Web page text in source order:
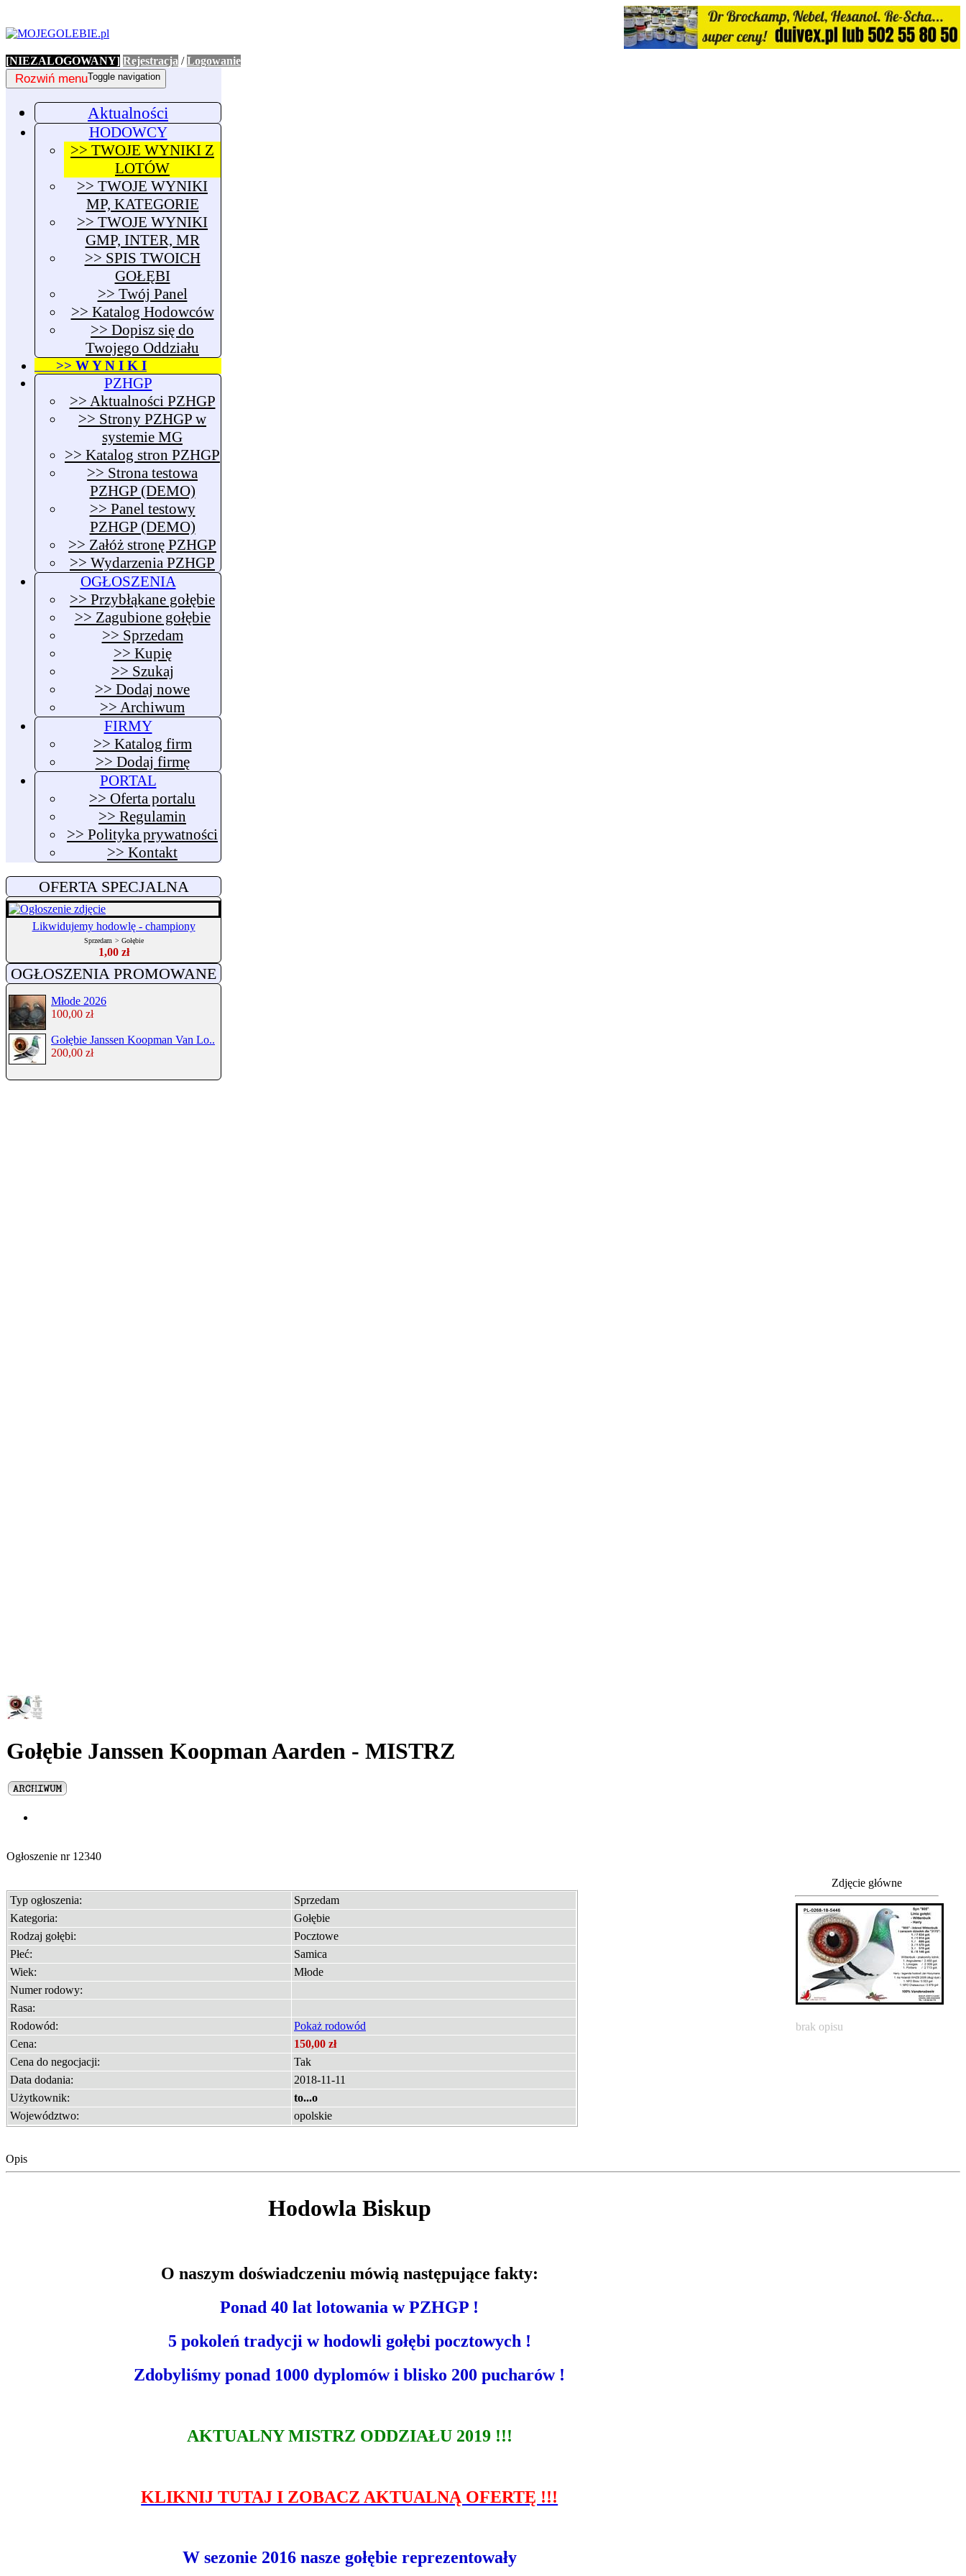
[NIEZALOGOWANY] Rejestracja /Logowanie
Toggle navigation
Rozwiń menu
Aktualności
HODOWCY
>> TWOJE WYNIKI Z
LOTÓW
>> TWOJE WYNIKI
MP, KATEGORIE
>> TWOJE WYNIKI
GMP, INTER, MR
>> SPIS TWOICH
GOŁĘBI
>> Twój Panel
>> Katalog Hodowców
>> Dopisz się do
Twojego Oddziału
>> W Y N I K I
PZHGP
>> Aktualności PZHGP
>> Strony PZHGP w
systemie MG
>> Katalog stron PZHGP
>> Strona testowa
PZHGP (DEMO)
>> Panel testowy
PZHGP (DEMO)
>> Załóż stronę PZHGP
>> Wydarzenia PZHGP
OGŁOSZENIA
>> Przybłąkane gołębie
>> Zagubione gołębie
>> Sprzedam
>> Kupię
>> Szukaj
>> Dodaj nowe
>> Archiwum
FIRMY
>> Katalog firm
>> Dodaj firmę
PORTAL
>> Oferta portalu
>> Regulamin
>> Polityka prywatności
>> Kontakt
OFERTA SPECJALNA
Likwidujemy hodowlę - championy
Sprzedam > Gołębie
1,00 zł
OGŁOSZENIA PROMOWANE
Młode 2026
100,00 zł
Gołębie Janssen Koopman Van Lo..
200,00 zł
Gołębie Janssen Koopman Aarden - MISTRZ
Ogłoszenie nr 12340
Typ ogłoszenia:
Sprzedam
Kategoria:
Gołębie
Rodzaj gołębi:
Pocztowe
Płeć:
Samica
Wiek:
Młode
Numer rodowy:
Rasa:
Rodowód:
Pokaż rodowód
Cena:
150,00 zł
Cena do negocjacji:
Tak
Data dodania:
2018-11-11
Użytkownik:
to...o
Województwo:
opolskie
Zdjęcie główne
brak opisu
Opis
Hodowla Biskup
O naszym doświadczeniu mówią następujące fakty:
Ponad 40 lat lotowania w PZHGP !
5 pokoleń tradycji w hodowli gołębi pocztowych !
Zdobyliśmy ponad 1000 dyplomówi blisko 200 pucharów !
AKTUALNY MISTRZ ODDZIAŁU 2019 !!!
KLIKNIJ TUTAJ I ZOBACZ AKTUALNĄ OFERTĘ !!!
W sezonie 2016 nasze gołębie reprezentowały